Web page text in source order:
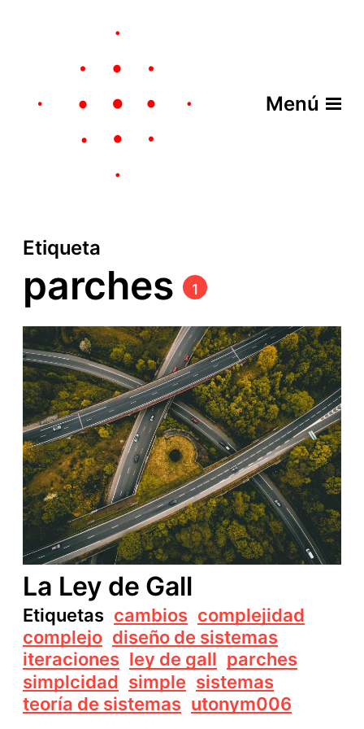
Menú
Etiqueta
parches 1
La Ley de Gall
Etiquetas cambios complejidad
complejo diseño de sistemas
iteraciones ley de gall parches
simplcidad simple sistemas
teoría de sistemas utonym006